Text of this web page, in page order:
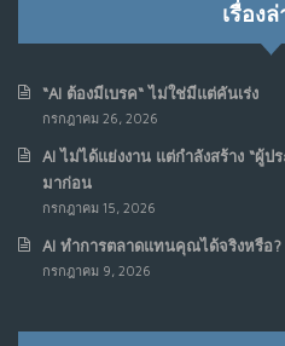
เรื่อง
“AI ต้องมีเบรค“ ไม่ใช่มีแต่คันเร่ง
กรกฎาคม 26, 2026
AI ไม่ได้แย่งงาน แต่กำลังสร้าง “ผู้
มาก่อน
กรกฎาคม 15, 2026
AI ทำการตลาดแทนคุณได้จริงหรือ
กรกฎาคม 9, 2026